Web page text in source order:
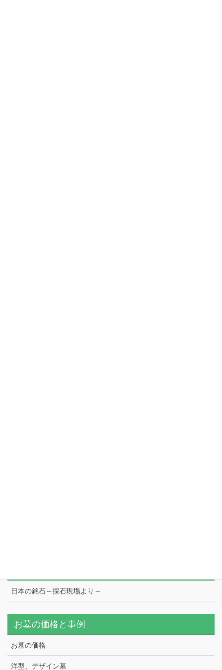
日本の銘石～採石現場より～
お墓の価格と事例
お墓の価格
洋型、デザイン墓